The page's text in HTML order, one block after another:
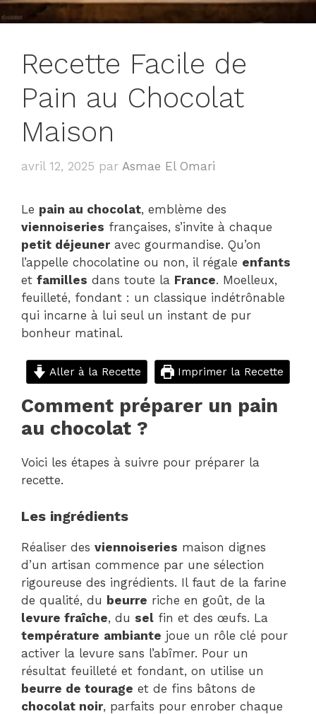
Recette Facile de
Pain au Chocolat
Maison
avril 12, 2025 par Asmae El Omari
Le pain au chocolat, emblème des
viennoiseries françaises, s’invite à chaque
petit déjeuneravec gourmandise. Qu’on
l’appelle chocolatine ou non, il régale enfants
et familles dans toute la France. Moelleux,
feuilleté, fondant : un classique indétrônable
qui incarne à lui seul un instant de pur
bonheur matinal.
Aller à la Recette Imprimer la Recette
Comment préparer un pain
au chocolat ?
Voici les étapes à suivre pour préparer la
recette.
Les ingrédients
Réaliser des viennoiseries maison dignes
d’un artisan commence par une sélection
rigoureuse des ingrédients. Il faut de la farine
de qualité, du beurre riche en goût, de la
levure fraîche, du sel fin et des œufs. La
température ambiante joue un rôle clé pour
activer la levure sans l’abîmer. Pour un
résultat feuilleté et fondant, on utilise un
beurre de tourage et de fins bâtons de
chocolat noir, parfaits pour enrober chaque